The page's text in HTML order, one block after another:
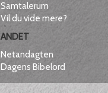
Samtalerum
Vil du vide mere?
ANDET
Netandagten
Dagens Bibelord